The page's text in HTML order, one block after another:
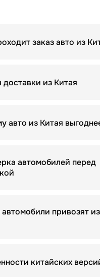
заказ авто из
из Китая
авто из Китая
автомобилей перед
автомобили привозят из
китайских